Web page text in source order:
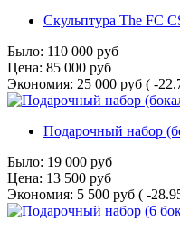
Скульптура The FC
Было: 110 000 руб
Цена: 85 000 руб
Экономия: 25 000 руб ( -
Подарочный набор
Было: 19 000 руб
Цена: 13 500 руб
Экономия: 5 500 руб ( -